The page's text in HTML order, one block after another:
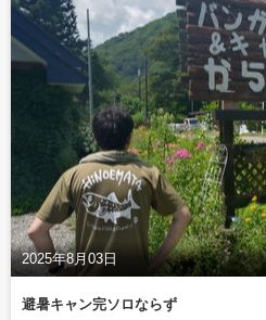
2025年8月03日
避暑キャン完ソロならず